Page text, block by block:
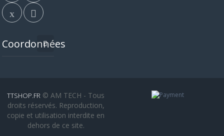
Coordonnées
TTSHOP.FR © AM TECH - Tous
droits réservés. Reproduction,
copie et utilisation interdite en
dehors de ce site.